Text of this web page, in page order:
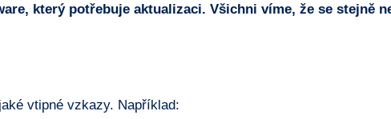
​který potřebuje aktualizaci.​ Všichni víme, ​že ⁤se ​stejně
vtipné vzkazy. ‍Například: